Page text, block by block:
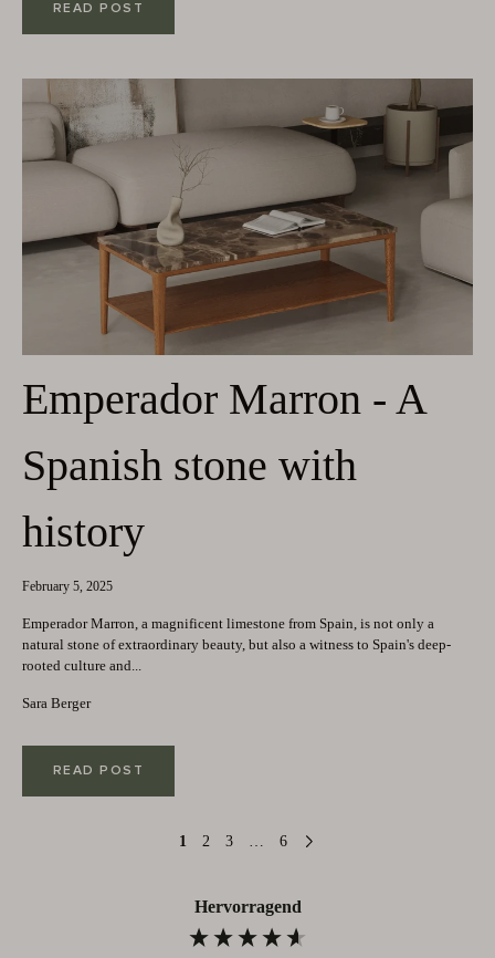
READ POST
Emperador Marron - A
Spanish stone with
history
February 5, 2025
Emperador Marron, a magnificent limestone from Spain, is not only a
natural stone of extraordinary beauty, but also a witness to Spain's deep-
rooted culture and...
Sara Berger
READ POST
1 2 3 … 6
Hervorragend